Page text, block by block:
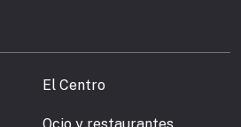
El Centro